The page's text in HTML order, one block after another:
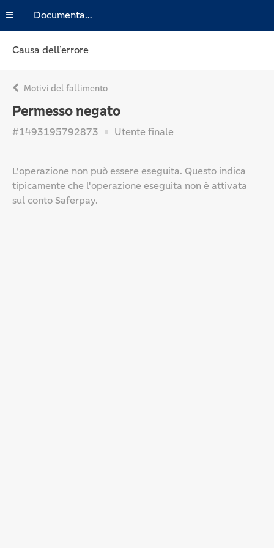
Documentazione
Causa dell’errore
Motivi del fallimento
Permesso negato
#1493195792873 Utente finale
L'operazione non può essere eseguita. Questo indica
tipicamente che l'operazione eseguita non è attivata
sul conto Saferpay.